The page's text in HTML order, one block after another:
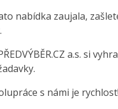
nabídka zaujala,
a.s. si
s námi je